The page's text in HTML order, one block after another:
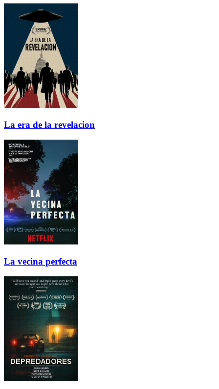
La era de la revelacion
La vecina perfecta